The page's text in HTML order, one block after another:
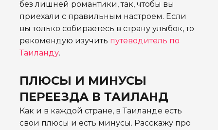
без лишней романтики, так, чтобы вы
приехали с правильным настроем. Если
вы только собираетесь в страну улыбок, то
рекомендую изучить путеводитель по
Таиланду.
ПЛЮСЫ И МИНУСЫ
ПЕРЕЕЗДА В ТАИЛАНД
Как и в каждой стране, в Таиланде есть
свои плюсы и есть минусы. Расскажу про